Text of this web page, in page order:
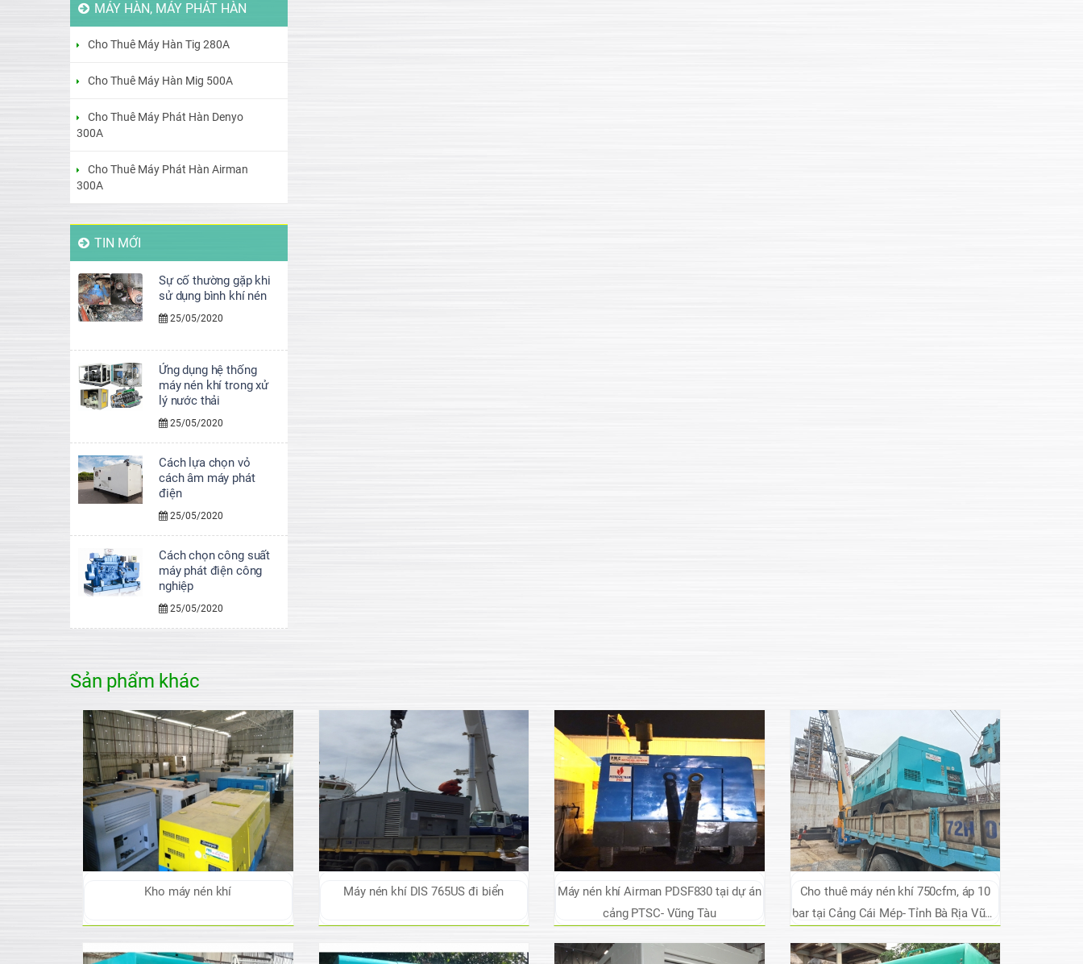
MÁY HÀN, MÁY PHÁT HÀN
Cho Thuê Máy Hàn Tig 280A
Cho Thuê Máy Hàn Mig 500A
Cho Thuê Máy Phát Hàn Denyo
300A
Cho Thuê Máy Phát Hàn Airman
300A
TIN MỚI
Sự cố thường gặp khi
sử dụng bình khí nén
25/05/2020
Ứng dụng hệ thống
máy nén khí trong xử
lý nước thải
25/05/2020
Cách lựa chọn vỏ
cách âm máy phát
điện
25/05/2020
Cách chọn công suất
máy phát điện công
nghiệp
25/05/2020
Sản phẩm khác
Kho máy nén khí Máy nén khí DIS 765US đi biển
Máy nén khí Airman PDSF830 tại dự án
cảng PTSC- Vũng Tàu
Cho thuê máy nén khí 750cfm, áp 10
bar tại Cảng Cái Mép- Tỉnh Bà Rịa Vũng